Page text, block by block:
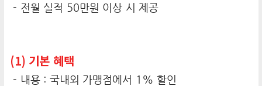
- 전월 실적 50만원 이상 시 제공
(1) 기본 혜택
- 내용 : 국내외 가맹점에서 1% 할인